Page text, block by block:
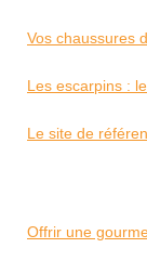
Vos chaussures
Les escarpins :
Le site de
Offrir une